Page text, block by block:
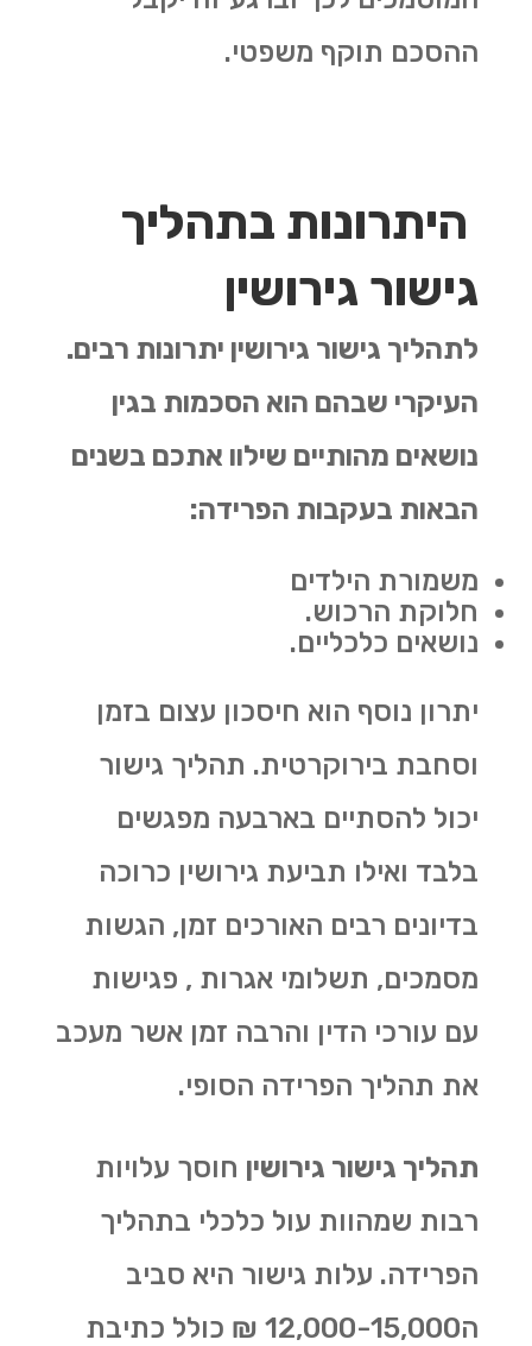
ההסכם תוקף משפטי.
היתרונות בתהליך
גישור גירושין
לתהליך גישור גירושין יתרונות רבים.
העיקרי שבהם הוא הסכמות בגין
נושאים מהותיים שילוו אתכם בשנים
הבאות בעקבות הפרידה:
משמורת הילדים
חלוקת הרכוש.
נושאים כלכליים.
יתרון נוסף הוא חיסכון עצום בזמן
וסחבת בירוקרטית. תהליך גישור
יכול להסתיים בארבעה מפגשים
בלבד ואילו תביעת גירושין כרוכה
בדיונים רבים האורכים זמן, הגשות
מסמכים, תשלומי אגרות , פגישות
עם עורכי הדין והרבה זמן אשר מעכב
את תהליך הפרידה הסופי.
תהליך גישור גירושין חוסך עלויות
רבות שמהוות עול כלכלי בתהליך
הפרידה. עלות גישור היא סביב
ה12,000-15,000 ₪ כולל כתיבת